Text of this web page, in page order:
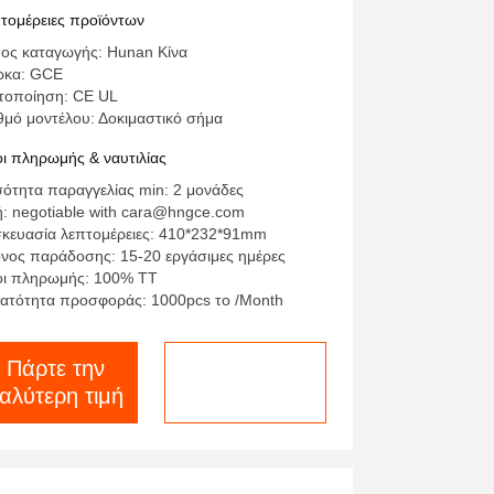
σετ
προϊόντων
καταγωγής: Hunan Κίνα
GCE
CE UL
μοντέλου: Δοκιμαστικό σήμα
πληρωμής & ναυτιλίας
παραγγελίας min: 2 μονάδες
negotiable with cara@hngce.com
λεπτομέρειες: 410*232*91mm
παράδοσης: 15-20 εργάσιμες ημέρες
πληρωμής: 100% TT
προσφοράς: 1000pcs το /Month
Πάρτε την
τιμή